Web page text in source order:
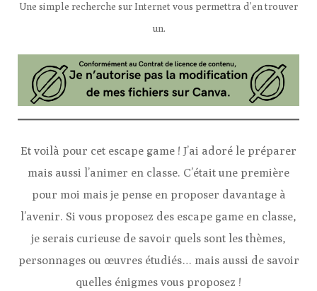
Une simple recherche sur Internet vous permettra d’en trouver
un.
Et voilà pour cet escape game ! J’ai adoré le préparer
mais aussi l’animer en classe. C’était une première
pour moi mais je pense en proposer davantage à
l’avenir. Si vous proposez des escape game en classe,
je serais curieuse de savoir quels sont les thèmes,
personnages ou œuvres étudiés… mais aussi de savoir
quelles énigmes vous proposez !